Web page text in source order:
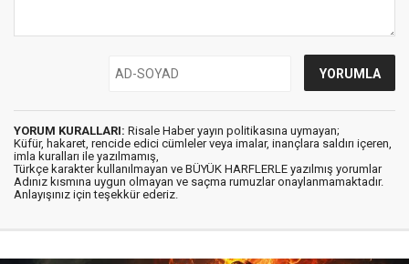
YORUM KURALLARI: Risale Haber yayın politikasına uymayan;
Küfür, hakaret, rencide edici cümleler veya imalar, inançlara saldırı içeren,
imla kuralları ile yazılmamış,
Türkçe karakter kullanılmayan ve BÜYÜK HARFLERLE yazılmış yorumlar
Adınız kısmına uygun olmayan ve saçma rumuzlar onaylanmamaktadır.
Anlayışınız için teşekkür ederiz.